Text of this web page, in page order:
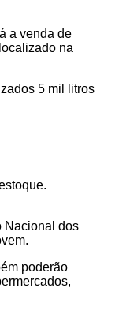
a venda de
na
5 mil litros
Nacional dos
poderão